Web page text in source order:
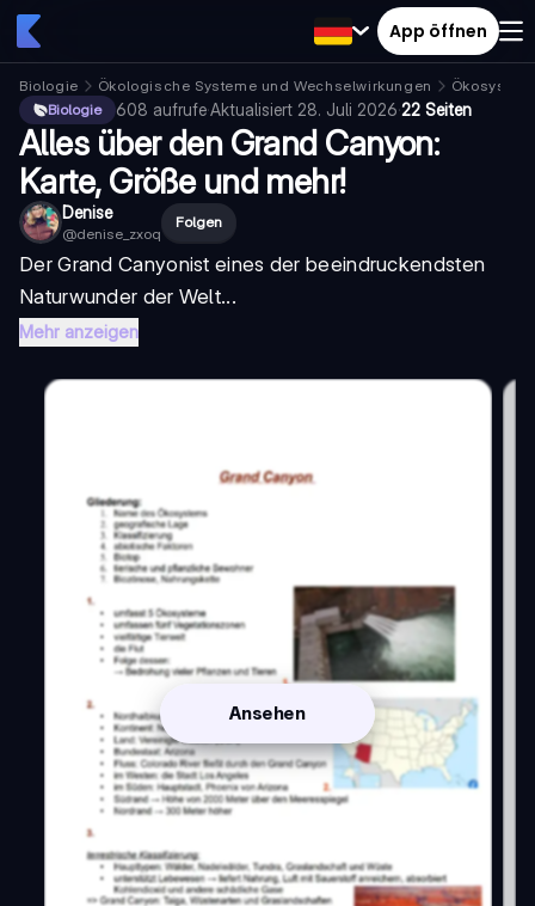
App öffnen
Biologie Ökologische Systeme und Wechselwirkungen
Ökosystem
Biologie
608 aufrufe·Aktualisiert 28. Juli 2026·22 Seiten
Alles über den Grand Canyon:
Karte, Größe und mehr!
Denise
@denise_zxoq
Folgen
DerGrand Canyonist eines der beeindruckendsten
Naturwunder der Welt...
Mehr anzeigen
Ansehen